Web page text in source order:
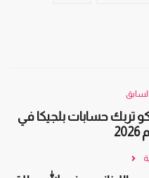
تربك حسابات بلجيكا في